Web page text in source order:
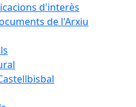
d'interès
de l'Arxiu